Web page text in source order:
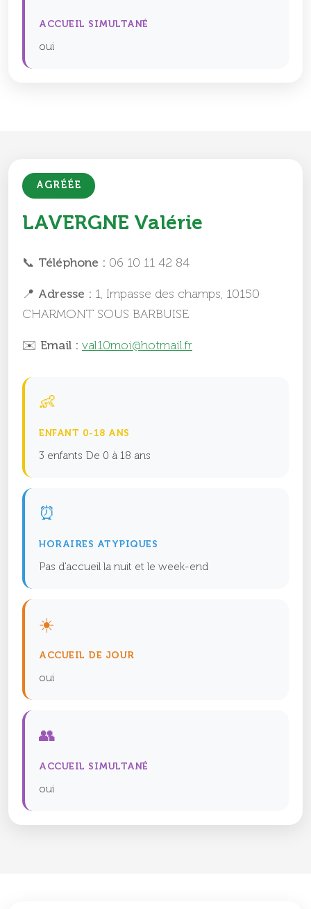
ACCUEIL SIMULTANÉ
oui
AGRÉÉE
LAVERGNE Valérie
📞 Téléphone : 06 10 11 42 84
📍 Adresse : 1, Impasse des champs, 10150
CHARMONT SOUS BARBUISE
✉️ Email : val10moi@hotmail.fr
👶
ENFANT 0-18 ANS
3 enfants De 0 à 18 ans
⏰
HORAIRES ATYPIQUES
Pas d'accueil la nuit et le week-end
☀️
ACCUEIL DE JOUR
oui
👥
ACCUEIL SIMULTANÉ
oui